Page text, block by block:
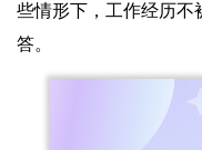
些情形下，工作经历不
答。